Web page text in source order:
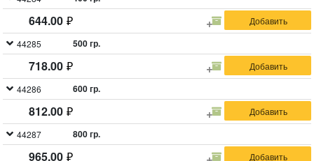
644.00
44285 500 гр.
718.00
44286 600 гр.
812.00
44287 800 гр.
965.00